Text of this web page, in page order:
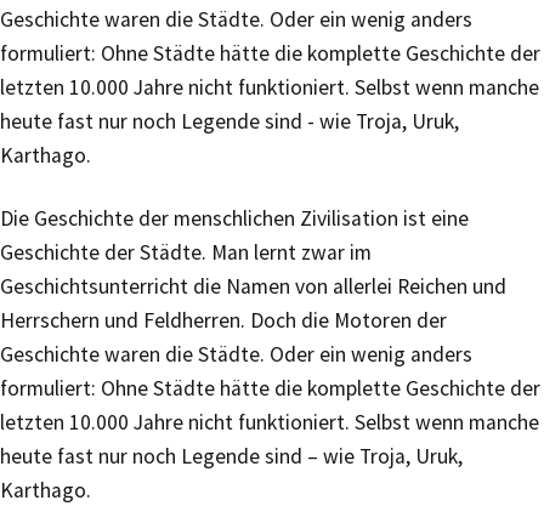
Geschichte waren die Städte. Oder ein wenig anders
formuliert: Ohne Städte hätte die komplette Geschichte der
letzten 10.000 Jahre nicht funktioniert. Selbst wenn manche
heute fast nur noch Legende sind - wie Troja, Uruk,
Karthago.
Die Geschichte der menschlichen Zivilisation ist eine
Geschichte der Städte. Man lernt zwar im
Geschichtsunterricht die Namen von allerlei Reichen und
Herrschern und Feldherren. Doch die Motoren der
Geschichte waren die Städte. Oder ein wenig anders
formuliert: Ohne Städte hätte die komplette Geschichte der
letzten 10.000 Jahre nicht funktioniert. Selbst wenn manche
heute fast nur noch Legende sind – wie Troja, Uruk,
Karthago.